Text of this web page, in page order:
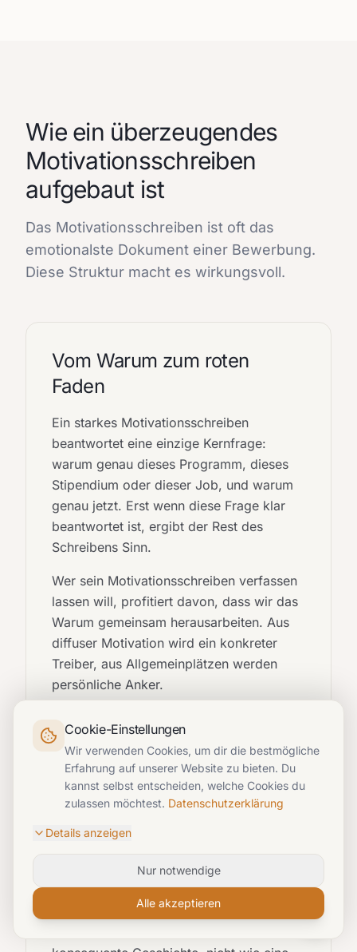
Wie ein überzeugendes
Motivationsschreiben
aufgebaut ist
Das Motivationsschreiben ist oft das
emotionalste Dokument einer Bewerbung.
Diese Struktur macht es wirkungsvoll.
Vom Warum zum roten
Faden
Ein starkes Motivationsschreiben
beantwortet eine einzige Kernfrage:
warum genau dieses Programm, dieses
Stipendium oder dieser Job, und warum
genau jetzt. Erst wenn diese Frage klar
beantwortet ist, ergibt der Rest des
Schreibens Sinn.
Wer sein Motivationsschreiben verfassen
lassen will, profitiert davon, dass wir das
Warum gemeinsam herausarbeiten. Aus
diffuser Motivation wird ein konkreter
Treiber, aus Allgemeinplätzen werden
persönliche Anker.
Story statt Selbstdarstellung
Ein Motivationsschreiben ist keine
kurze Erzählung, die zeigt, wie du an den
Punkt gekommen bist, an dem du jetzt
stehst, und wohin du willst. Die besten
deiner Bewerbung?
Cookie-Einstellungen
Wir verwenden Cookies, um dir die bestmögliche
Erfahrung auf unserer Website zu bieten. Du
kannst selbst entscheiden, welche Cookies du
zulassen möchtest. Datenschutzerklärung
Details anzeigen
Nur notwendige
Alle akzeptieren